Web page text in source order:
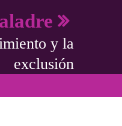
y la
exclusión